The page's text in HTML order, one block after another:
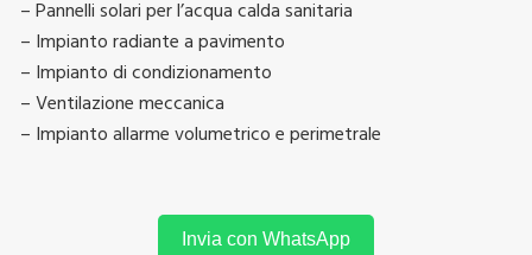
– Pannelli solari per l’acqua calda sanitaria
– Impianto radiante a pavimento
– Impianto di condizionamento
– Ventilazione meccanica
– Impianto allarme volumetrico e perimetrale
Invia con WhatsApp